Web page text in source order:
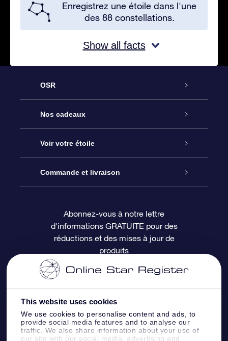
This website uses cookies
We use cookies to personalise content and ads, to
provide social media features and to analyse our
traffic. We also share information about your use of
our site with our social media, advertising and
Enregistrez une étoile dans l'une
des 88 constellations.
Show all facts
OSR
Service
À propos de l’OSR
Nous contacter
Questions fréquemment posées
Revues
Nos cadeaux
Cadeau d’étoile en ligne
Coffret cadeau OSR
Carte cadeau OSR
Voir votre étoile
Registre des étoiles
Page d’accueil personnalisée
Un million d’étoiles
Écran de veille OSR
Appli Voler vers les étoiles
Commande et livraison
Informations de paiement
Informations d’expédition
Politique de retour
Constellations
Abonnez-vous à notre lettre
d'informations GRATUITE pour des
réductions et des mises à jour de
produits